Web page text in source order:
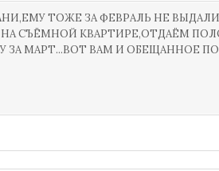
ТОЖЕ ЗА ФЕВРАЛЬ НЕ
СЪЁМНОЙ КВАРТИРЕ,ОТДАЁМ
ЗА МАРТ...ВОТ ВАМ И ОБЕЩАННОЕ